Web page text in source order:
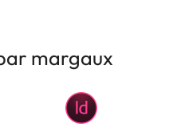
margaux